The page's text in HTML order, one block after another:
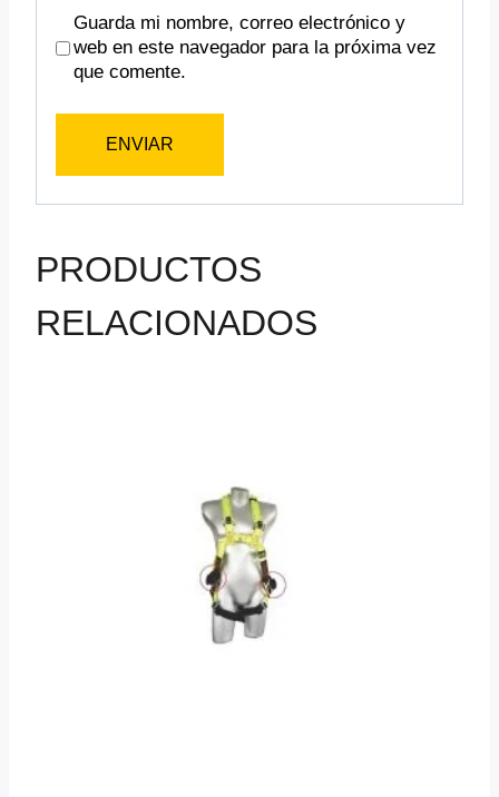
Guarda mi nombre, correo electrónico y
web en este navegador para la próxima vez
que comente.
PRODUCTOS
RELACIONADOS